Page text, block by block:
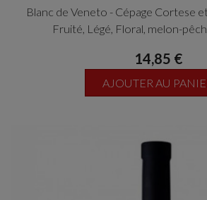
Blanc de Veneto - Cépage Cortese
Fruité, Légé, Floral, melon-
14,85 €
AJOUTER AU